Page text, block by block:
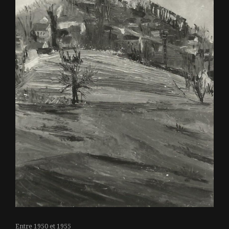
Entre 1950 et 1955